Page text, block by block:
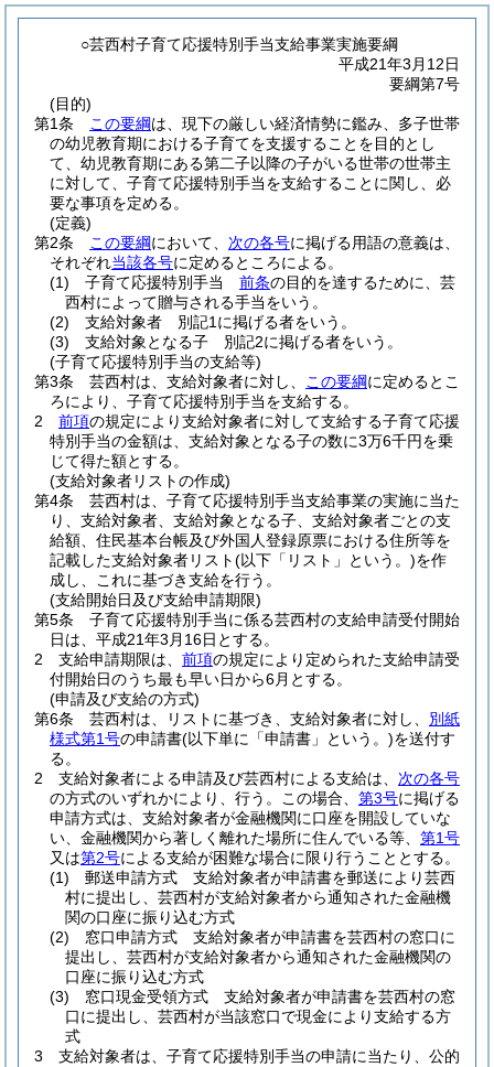
○芸西村子育て応援特別手当支給事業実施要綱
平成21年3月12日
要綱第7号
(目的)
第1条
この要綱は、現下の厳しい経済情勢に鑑み、多子世帯
の幼児教育期における子育てを支援することを目的とし
て、幼児教育期にある第二子以降の子がいる世帯の世帯主
に対して、子育て応援特別手当を支給することに関し、必
要な事項を定める。
(定義)
第2条
この要綱において、 次の各号に掲げる用語の意義は、
それぞれ当該各号に定めるところによる。
(1)
子育て応援特別手当 前条の目的を達するために、芸
西村によって贈与される手当をいう。
(2)
支給対象者 別記1に掲げる者をいう。
(3)
支給対象となる子 別記2に掲げる者をいう。
(子育て応援特別手当の支給等)
第3条
芸西村は、支給対象者に対し、 この要綱に定めるとこ
ろにより、子育て応援特別手当を支給する。
2
前項の規定により支給対象者に対して支給する子育て応援
特別手当の金額は、支給対象となる子の数に3万6千円を乗
じて得た額とする。
(支給対象者リストの作成)
第4条
芸西村は、子育て応援特別手当支給事業の実施に当た
り、支給対象者、支給対象となる子、支給対象者ごとの支
給額、住民基本台帳及び外国人登録原票における住所等を
記載した支給対象者リスト(以下「リスト」という。)を作
成し、これに基づき支給を行う。
(支給開始日及び支給申請期限)
第5条
子育て応援特別手当に係る芸西村の支給申請受付開始
日は、平成21年3月16日とする。
2
支給申請期限は、 前項の規定により定められた支給申請受
付開始日のうち最も早い日から6月とする。
(申請及び支給の方式)
第6条
芸西村は、リストに基づき、支給対象者に対し、 別紙
様式第1号の申請書(以下単に「申請書」という。)を送付す
る。
2
支給対象者による申請及び芸西村による支給は、 次の各号
の方式のいずれかにより、行う。
この場合、 第3号に掲げる
申請方式は、支給対象者が金融機関に口座を開設していな
い、金融機関から著しく離れた場所に住んでいる等、 第1号
又は第2号による支給が困難な場合に限り行うこととする。
(1)
郵送申請方式 支給対象者が申請書を郵送により芸西
村に提出し、芸西村が支給対象者から通知された金融機
関の口座に振り込む方式
(2)
窓口申請方式 支給対象者が申請書を芸西村の窓口に
提出し、芸西村が支給対象者から通知された金融機関の
口座に振り込む方式
(3)
窓口現金受領方式 支給対象者が申請書を芸西村の窓
口に提出し、芸西村が当該窓口で現金により支給する方
式
3
支給対象者は、子育て応援特別手当の申請に当たり、公的